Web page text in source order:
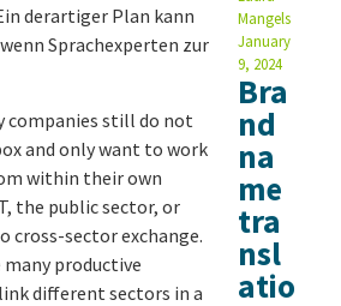
derartiger Plan kann
Sprachexperten zur
companies still do not
and only want to work
within their own
the public sector, or
cross-sector exchange.
many productive
different sectors in a
Mangels
January
9, 2024
Bra
nd
na
me
tra
nsl
atio